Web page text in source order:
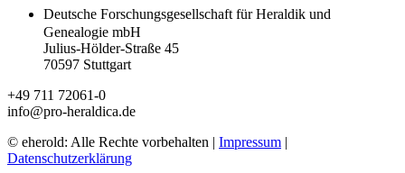
Deutsche Forschungsgesellschaft für Heraldik und
Genealogie mbH
Julius-Hölder-Straße 45
70597 Stuttgart
+49 711 72061-0
info@pro-heraldica.de
© eherold: Alle Rechte vorbehalten | Impressum |
Datenschutzerklärung